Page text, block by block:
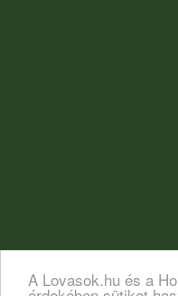
A Lovasok.hu és a